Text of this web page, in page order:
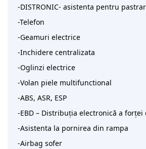
-DISTRONIC- asistenta pentru
-Telefon
-Geamuri electrice
-Inchidere centralizata
-Oglinzi electrice
-Volan piele multifunctional
-ABS, ASR, ESP
-EBD – Distribuția electronică a
-Asistenta la pornirea din rampa
-Airbag sofer